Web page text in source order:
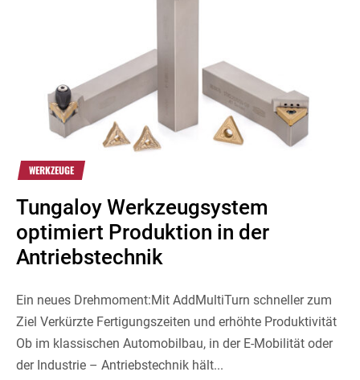
WERKZEUGE
Tungaloy Werkzeugsystem
optimiert Produktion in der
Antriebstechnik
Ein neues Drehmoment:Mit AddMultiTurn schneller zum
Ziel Verkürzte Fertigungszeiten und erhöhte Produktivität
Ob im klassischen Automobilbau, in der E-Mobilität oder
der Industrie – Antriebstechnik hält...